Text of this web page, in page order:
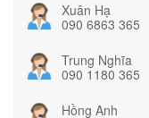
Xuân Hạ
090 6863 365
Trung Nghĩa
090 1180 365
Hồng Anh